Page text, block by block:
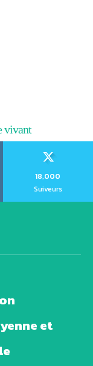
vivant
18,000
Suiveurs
et